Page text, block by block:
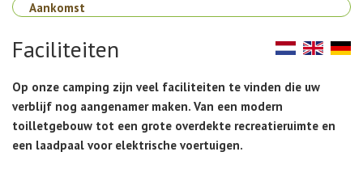
Aankomst
Faciliteiten
Op onze camping zijn veel faciliteiten te vinden die uw
verblijf nog aangenamer maken. Van een modern
toilletgebouw tot een grote overdekte recreatieruimte en
een laadpaal voor elektrische voertuigen.